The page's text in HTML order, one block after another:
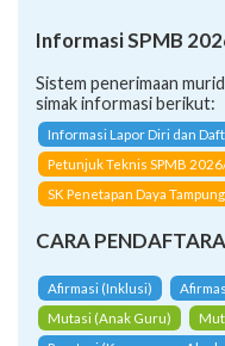
Informasi SPMB
Sistem penerimaan
simak informasi berikut:
Informasi Lapor Diri dan
Petunjuk Teknis SPMB
SK Penetapan Daya
CARA
Afirmasi (Inklusi)
Mutasi (Anak Guru)